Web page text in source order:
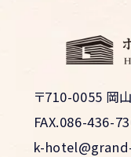
〒710-0055 岡
FAX.086-436-
k-